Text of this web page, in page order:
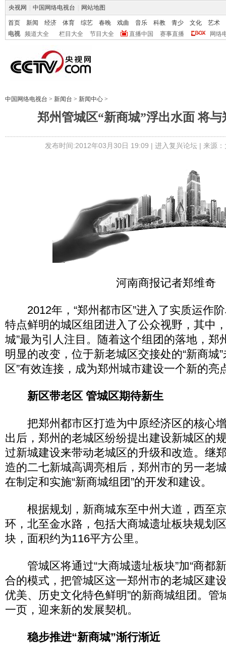
央视网 中国网络电视台 网站地图
首页 新闻 经济 体育 综艺 春晚 戏曲 音乐 科教 青少 文化
艺术
电视
频道大全 栏目大全 节目大全 直播中国 赛事直播 网络
中国网络电视台 > 新闻台 > 新闻中心 >
郑州管城区“新商城”浮出水面 将
发布时间:2012年03月30日 19:09 | 进入复兴论坛| 来源
河南商报记者郑维奇
2012年，“郑州都市区”进入了实质运作
特点鲜明的城区组团进入了公众视野，其中
城”最为引人注目。随着这个组团的落地，郑
明显的改变，位于新老城区交接处的“新商城
区”有效连接，成为郑州城市建设一个新的亮
新区带老区 管城区期待新生
把郑州都市区打造为中原经济区的核心
出后，郑州的老城区纷纷提出建设新城区的
过新城建设来带动老城区的升级和改造。继
造的二七新城高调亮相后，郑州市的另一
在制定和实施“新商城组团”的开发和建设。
根据规划，新商城东至中州大道，西至
环，北至金水路，包括大商城遗址板块规划
块，面积约为116平方公里。
管城区将通过“大商城遗址板块”加“商都新
合的模式，把管城区这一郑州市的老城区建
优美、历史文化特色鲜明”的新商城组团。管
一页，迎来新的发展契机。
稳步推进“新商城”渐行渐近